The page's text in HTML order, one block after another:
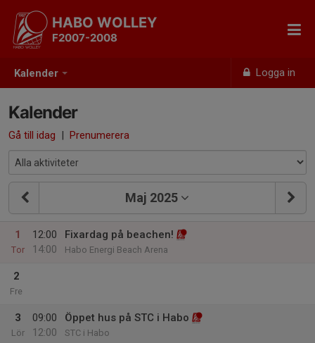
Kalender Logga in
HABO WOLLEY
F2007-2008
Kalender
Gå till idag | Prenumerera
Maj 2025
1
Tor
12:00
14:00
Fixardag på beachen!
Habo Energi Beach Arena
2
Fre
3
Lör
09:00
12:00
Öppet hus på STC i Habo
STC i Habo